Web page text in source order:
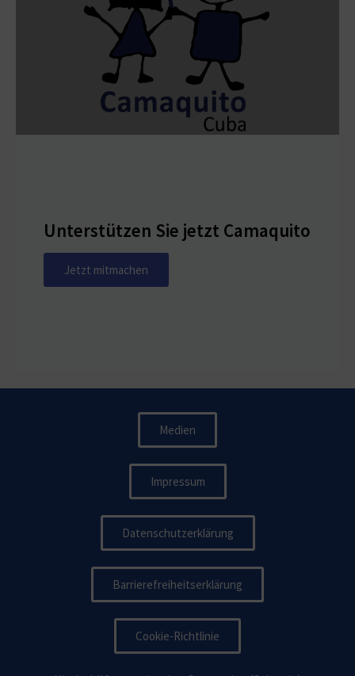
Unterstützen Sie jetzt Camaquito
Jetzt mitmachen
Medien
Impressum
Datenschutzerklärung
Barrierefreiheitserklärung
Cookie-Richtlinie